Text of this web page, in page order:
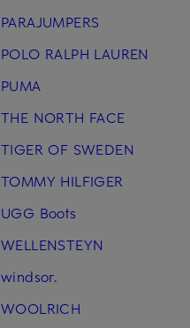
PARAJUMPERS
POLO RALPH LAUREN
PUMA
THE NORTH FACE
TIGER OF SWEDEN
TOMMY HILFIGER
UGG Boots
WELLENSTEYN
windsor.
WOOLRICH